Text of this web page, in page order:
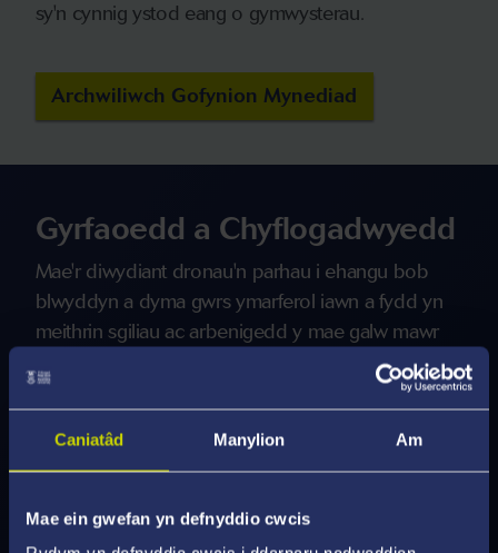
Caniatâd Manylion Am
Mae ein gwefan yn defnyddio cwcis
sy'n cynnig ystod eang o gymwysterau.
Archwiliwch Gofynion Mynediad
Gyrfaoedd a Chyflogadwyedd
Mae'r diwydiant dronau'n parhau i ehangu bob
blwyddyn a dyma gwrs ymarferol iawn a fydd yn
meithrin sgiliau ac arbenigedd y mae galw mawr
canlynol:
Synhwyro o bell